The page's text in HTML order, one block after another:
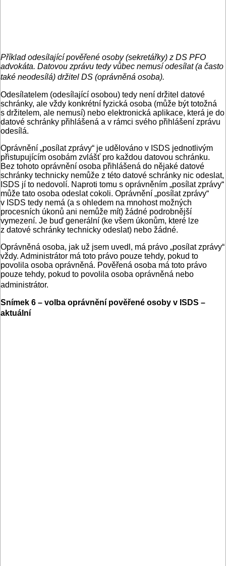
Příklad odesílající pověřené osoby (sekretářky) z DS PFO
advokáta. Datovou zprávu tedy vůbec nemusí odesílat (a často
také neodesílá) držitel DS (oprávněná osoba).
Odesílatelem (odesílající osobou) tedy není držitel datové
schránky, ale vždy konkrétní fyzická osoba (může být totožná
s držitelem, ale nemusí) nebo elektronická aplikace, která je do
datové schránky přihlášená a v rámci svého přihlášení zprávu
odesílá.
Oprávnění „posílat zprávy“ je udělováno v ISDS jednotlivým
přistupujícím osobám zvlášť pro každou datovou schránku.
Bez tohoto oprávnění osoba přihlášená do nějaké datové
schránky technicky nemůže z této datové schránky nic odeslat,
ISDS jí to nedovolí. Naproti tomu s oprávněním „posílat zprávy“
může tato osoba odeslat cokoli. Oprávnění „posílat zprávy“
v ISDS tedy nemá (a s ohledem na mnohost možných
procesních úkonů ani nemůže mít) žádné podrobnější
vymezení. Je buď generální (ke všem úkonům, které lze
z datové schránky technicky odeslat) nebo žádné.
Oprávněná osoba, jak už jsem uvedl, má právo „posílat zprávy“
vždy. Administrátor má toto právo pouze tehdy, pokud to
povolila osoba oprávněná. Pověřená osoba má toto právo
pouze tehdy, pokud to povolila osoba oprávněná nebo
administrátor.
Snímek 6 – volba oprávnění pověřené osoby v ISDS –
aktuální